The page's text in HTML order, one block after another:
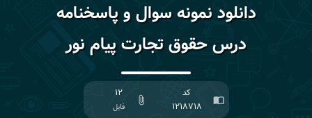
دانلود نمونه سوال و پاسخنامه
درس حقوق تجارت پیام نور
import_contacts
کد
۱۲۱۸۷۱۸
attach_file
۱۲
فایل